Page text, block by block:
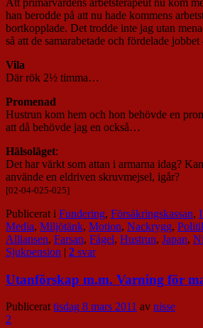
han berodde på att nu hade kommens
bortkopplade. Det trodde inte jag utan
så att de samarabetade och fördelade
Vila
Där rök 2½ timma…
Promenad
Hustrun kom hem och hon behövde en
att då behövde jag en också…
Hälsoläget:
Det har värkt som attan i armarna idag?
använde en eldriven skruvmejsel, igår?
[02-04-025-025]
Publicerat i Fundering, Försäkringskassan,
Media, Miljötänk, Motion, Nackrygg,
Alliansen, Farsan, Fågel, Hustrun, Japan,
Sjukpension | 2 svar
Utanförskap m.m. Varning för
Publicerat tisdag 8 mars 2011 av nisse
2